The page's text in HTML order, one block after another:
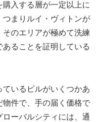
入する層が一定以上に
まりルイ・ヴィトンが
のエリアが極めて洗練
ることを証明している
いるビルがいくつかあ
物件で、手の届く価格で
ーバルシティには、通